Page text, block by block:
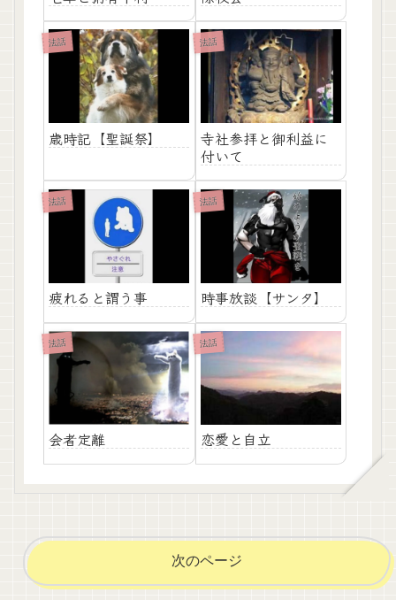
法話
歳時記【聖誕祭】
法話
寺社参拝と御利益に
付いて
法話
疲れると謂う事
法話
時事放談【サンタ】
法話
会者定離
法話
恋愛と自立
次のページ